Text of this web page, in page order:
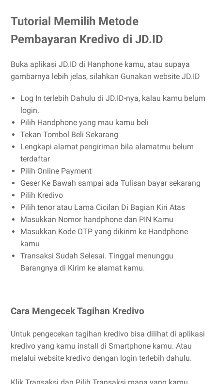
Tutorial Memilih Metode
Pembayaran Kredivo di JD.ID
Buka aplikasi JD.ID di Hanphone kamu, atau supaya
gambarnya lebih jelas, silahkan Gunakan website JD.ID
Log In terlebih Dahulu di JD.ID-nya, kalau kamu belum
login.
Pilih Handphone yang mau kamu beli
Tekan Tombol Beli Sekarang
Lengkapi alamat pengiriman bila alamatmu belum
terdaftar
Pilih Online Payment
Geser Ke Bawah sampai ada Tulisan bayar sekarang
Pilih Kredivo
Pilih tenor atau Lama Cicilan Di Bagian Kiri Atas
Masukkan Nomor handphone dan PIN Kamu
Masukkan Kode OTP yang dikirim ke Handphone
kamu
Transaksi Sudah Selesai. Tinggal menunggu
Barangnya di Kirim ke alamat kamu.
Cara Mengecek Tagihan Kredivo
Untuk pengecekan tagihan kredivo bisa dilihat di aplikasi
kredivo yang kamu install di Smartphone kamu. Atau
melalui website kredivo dengan login terlebih dahulu.